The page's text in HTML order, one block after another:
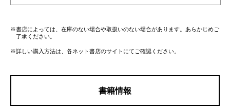
※書店によっては、在庫のない場合や取扱いのない場合があります。あらかじめご
了承ください。
※詳しい購入方法は、各ネット書店のサイトにてご確認ください。
書籍情報